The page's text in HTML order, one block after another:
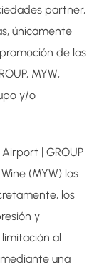
partner,
únicamente
de los
MYW,
y/o
Airport | GROUP
(MYW) los
los
y
al
una